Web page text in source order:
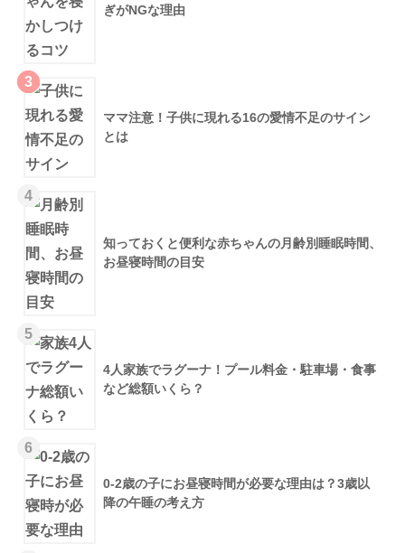
ぎがNGな理由
3
ママ注意！子供に現れる16の愛情不足のサイン
とは
4
知っておくと便利な赤ちゃんの月齢別睡眠時間、
お昼寝時間の目安
5
4人家族でラグーナ！プール料金・駐車場・食事
など総額いくら？
6
0-2歳の子にお昼寝時間が必要な理由は？3歳以
降の午睡の考え方